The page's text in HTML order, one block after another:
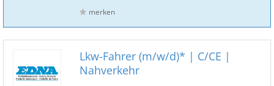
merken
Lkw-Fahrer (m/w/d)* | C/CE |
Nahverkehr